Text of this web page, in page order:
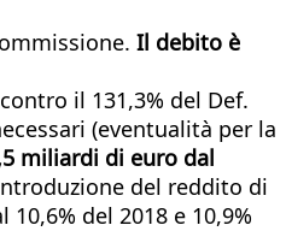
Il debito è
il 131,3% del Def.
(eventualità per la
miliardi di euro dal
del reddito di
del 2018 e 10,9%